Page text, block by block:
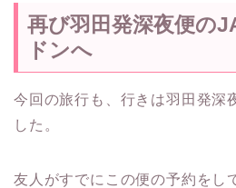
再び羽田発深夜便の
ドンへ
今回の旅行も、行きは羽田発深
した。
友人がすでにこの便の予約をし